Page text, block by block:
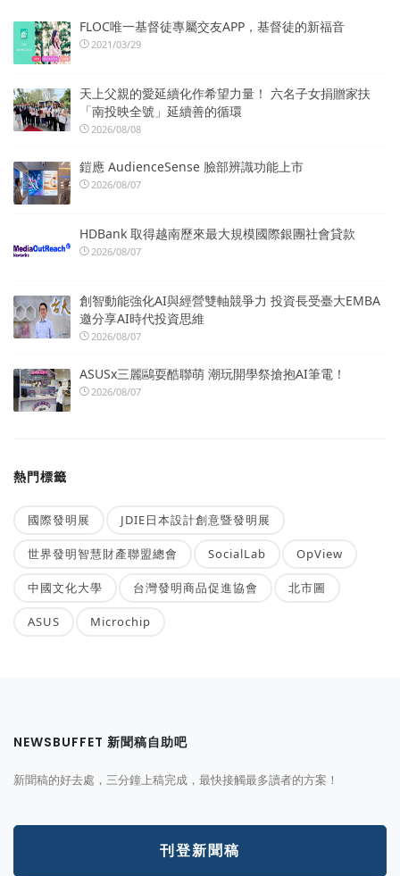
FLOC唯一基督徒專屬交友APP，基督徒的新福音
2021/03/29
天上父親的愛延續化作希望力量！ 六名子女捐贈家扶
「南投映全號」延續善的循環
2026/08/08
鎧應 AudienceSense 臉部辨識功能上市
2026/08/07
HDBank 取得越南歷來最大規模國際銀團社會貸款
2026/08/07
創智動能強化AI與經營雙軸競爭力 投資長受臺大EMBA
邀分享AI時代投資思維
2026/08/07
ASUSx三麗鷗耍酷聯萌 潮玩開學祭搶抱AI筆電！
2026/08/07
熱門標籤
國際發明展 JDIE日本設計創意暨發明展
世界發明智慧財產聯盟總會 SocialLab OpView
中國文化大學 台灣發明商品促進協會 北市圖
ASUS Microchip
NEWSBUFFET 新聞稿自助吧
新聞稿的好去處，三分鐘上稿完成，最快接觸最多讀者的方案！
刊登新聞稿